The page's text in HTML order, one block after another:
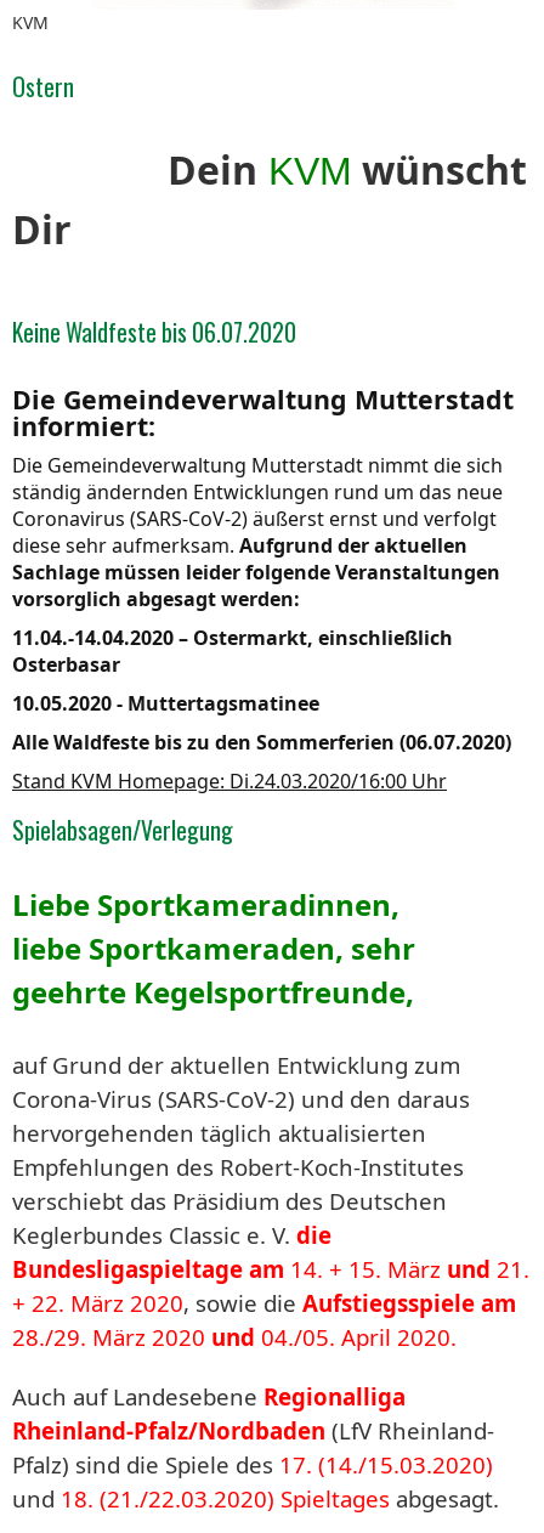
KVM
Ostern
Dein KVM wünscht
Dir
Keine Waldfeste bis 06.07.2020
Die Gemeindeverwaltung Mutterstadt
informiert:
Die Gemeindeverwaltung Mutterstadt nimmt die sich
ständig ändernden Entwicklungen rund um das neue
Coronavirus (SARS-CoV-2) äußerst ernst und verfolgt
diese sehr aufmerksam. Aufgrund der aktuellen
Sachlage müssen leider folgende Veranstaltungen
vorsorglich abgesagt werden:
11.04.-14.04.2020 – Ostermarkt, einschließlich
Osterbasar
10.05.2020 - Muttertagsmatinee
Alle Waldfeste bis zu den Sommerferien (06.07.2020)
Stand KVM Homepage: Di.24.03.2020/16:00 Uhr
Spielabsagen/Verlegung
Liebe Sportkameradinnen,
liebe Sportkameraden, sehr
geehrte Kegelsportfreunde,
auf Grund der aktuellen Entwicklung zum
Corona-Virus (SARS-CoV-2) und den daraus
hervorgehenden täglich aktualisierten
Empfehlungen des Robert-Koch-Institutes
verschiebt das Präsidium des Deutschen
Keglerbundes Classic e. V. die
Bundesligaspieltage am 14. + 15. März und 21.
+ 22. März 2020, sowie die Aufstiegsspiele am
28./29. März 2020 und 04./05. April 2020.
Auch auf Landesebene Regionalliga
Rheinland-Pfalz/Nordbaden (LfV Rheinland-
Pfalz) sind die Spiele des 17. (14./15.03.2020)
und 18. (21./22.03.2020) Spieltages abgesagt.